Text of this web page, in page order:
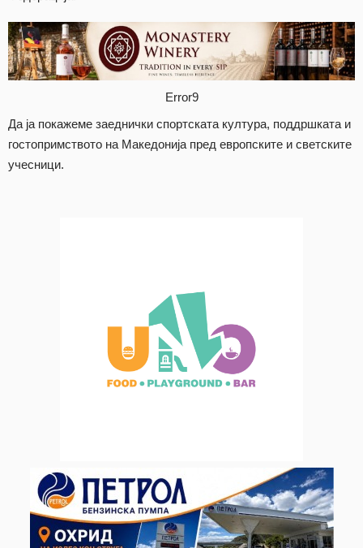
Error9
Да ја покажеме заеднички спортската култура, поддршката и
гостопримството на Македонија пред европските и светските
учесници.